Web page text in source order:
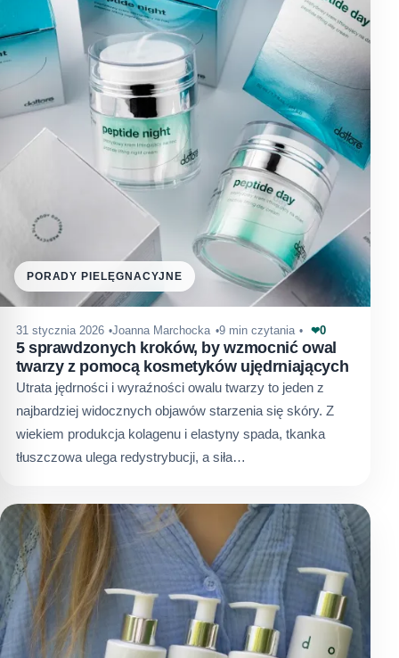
PORADY PIELĘGNACYJNE
31 stycznia 2026 Joanna Marchocka 9 min czytania ❤0
5 sprawdzonych kroków, by wzmocnić owal
twarzy z pomocą kosmetyków ujędrniających
Utrata jędrności i wyraźności owalu twarzy to jeden z
najbardziej widocznych objawów starzenia się skóry. Z
wiekiem produkcja kolagenu i elastyny spada, tkanka
tłuszczowa ulega redystrybucji, a siła…